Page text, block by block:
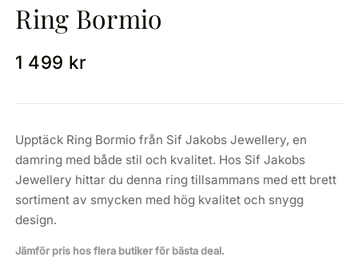
Ring Bormio
1 499 kr
Upptäck Ring Bormio från Sif Jakobs Jewellery, en
damring med både stil och kvalitet. Hos Sif Jakobs
Jewellery hittar du denna ring tillsammans med ett brett
sortiment av smycken med hög kvalitet och snygg
design.
Jämför pris hos flera butiker för bästa deal.